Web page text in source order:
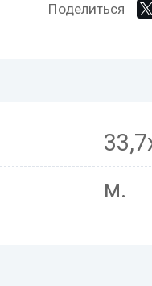
Поделиться
м.